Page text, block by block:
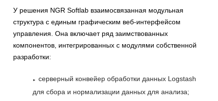
У решения NGR Softlab взаимосвязанная модульная
структура с единым графическим веб-интерфейсом
управления. Она включает ряд заимствованных
компонентов, интегрированных с модулями собственной
разработки:
серверный конвейер обработки данных Logstash
для сбора и нормализации данных для анализа;